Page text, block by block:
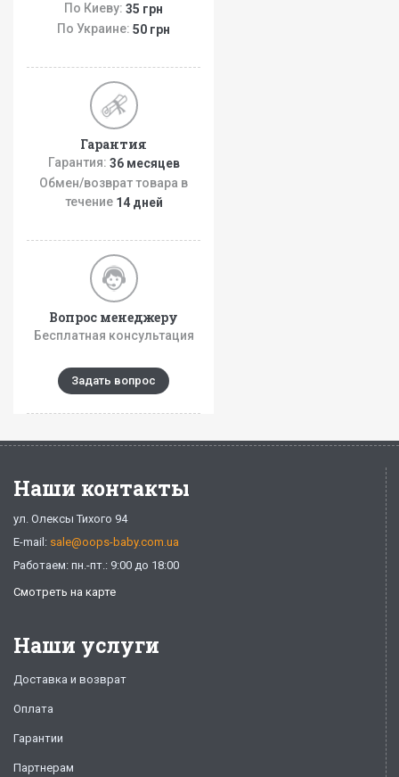
По Киеву: 35 грн
По Украине: 50 грн
Гарантия
Гарантия: 36 месяцев
Обмен/возврат товара в
течение 14 дней
Вопрос менеджеру
Бесплатная консультация
Задать вопрос
Наши контакты
ул. Олексы Тихого 94
E-mail: sale@oops-baby.com.ua
Работаем: пн.-пт.: 9:00 до 18:00
Смотреть на карте
Наши услуги
Доставка и возврат
Оплата
Гарантии
Партнерам